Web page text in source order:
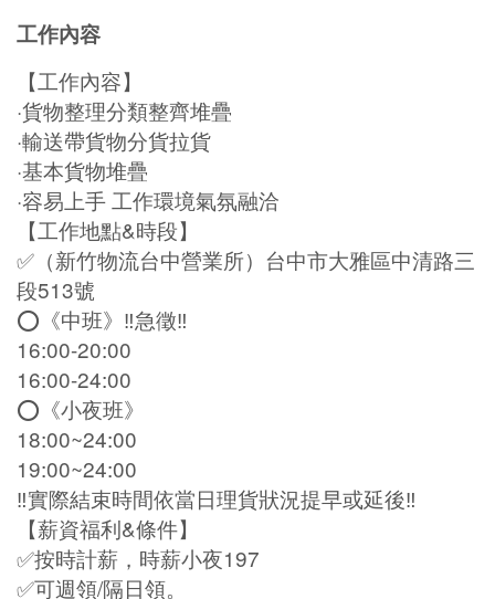
工作內容
【工作內容】
·貨物整理分類整齊堆疊
·輸送帶貨物分貨拉貨
·基本貨物堆疊
·容易上手 工作環境氣氛融洽
【工作地點&時段】
✅（新竹物流台中營業所）台中市大雅區中清路三
段513號
⭕️《中班》‼️急徵‼️
16:00-20:00
16:00-24:00
⭕️《小夜班》
18:00~24:00
19:00~24:00
‼️實際結束時間依當日理貨狀況提早或延後‼️
【薪資福利&條件】
✅按時計薪，時薪小夜197
✅可週領/隔日領。